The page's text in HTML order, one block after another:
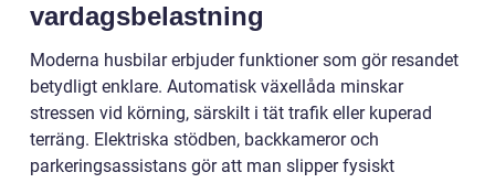
vardagsbelastning
Moderna husbilar erbjuder funktioner som gör resandet
betydligt enklare. Automatisk växellåda minskar
stressen vid körning, särskilt i tät trafik eller kuperad
terräng. Elektriska stödben, backkameror och
parkeringsassistans gör att man slipper fysiskt